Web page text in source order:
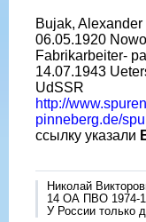
Bujak, Alexander
06.05.1920
Fabrikarbeiter-
14.07.1943
UdSSR
http://
pinneberg.de/
ссылку указали
Николай
14 ОА ПВО 1974-
У России только